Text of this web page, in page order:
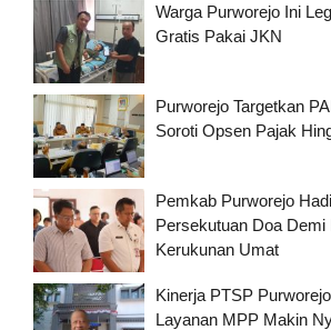
Warga Purworejo Ini
Gratis Pakai JKN
Purworejo Targetkan
Soroti Opsen Pajak
Pemkab Purworejo
Persekutuan Doa Demi
Kerukunan Umat
Kinerja PTSP
Layanan MPP Makin